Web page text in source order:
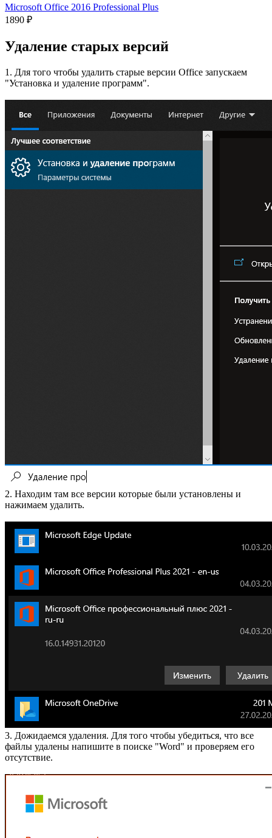
Microsoft Office 2016 Professional Plus
1890 ₽
Удаление старых версий
1. Для того чтобы удалить старые версии Office запускаем
"Установка и удаление программ".
2. Находим там все версии которые были установлены и
нажимаем удалить.
3. Дожидаемся удаления. Для того чтобы убедиться, что все
файлы удалены напишите в поиске "Word" и проверяем его
отсутствие.